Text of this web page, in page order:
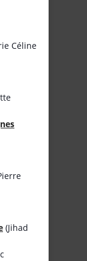
Céline
(Jihad